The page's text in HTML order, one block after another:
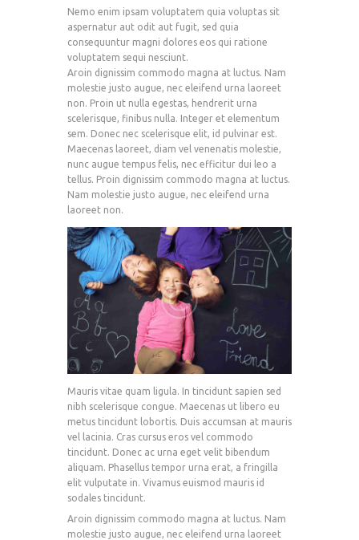
Nemo enim ipsam voluptatem quia voluptas sit
aspernatur aut odit aut fugit, sed quia
consequuntur magni dolores eos qui ratione
voluptatem sequi nesciunt.
Aroin dignissim commodo magna at luctus. Nam
molestie justo augue, nec eleifend urna laoreet
non. Proin ut nulla egestas, hendrerit urna
scelerisque, finibus nulla. Integer et elementum
sem. Donec nec scelerisque elit, id pulvinar est.
Maecenas laoreet, diam vel venenatis molestie,
nunc augue tempus felis, nec efficitur dui leo a
tellus. Proin dignissim commodo magna at luctus.
Nam molestie justo augue, nec eleifend urna
laoreet non.
Mauris vitae quam ligula. In tincidunt sapien sed
nibh scelerisque congue. Maecenas ut libero eu
metus tincidunt lobortis. Duis accumsan at mauris
vel lacinia. Cras cursus eros vel commodo
tincidunt. Donec ac urna eget velit bibendum
aliquam. Phasellus tempor urna erat, a fringilla
elit vulputate in. Vivamus euismod mauris id
sodales tincidunt.
Aroin dignissim commodo magna at luctus. Nam
molestie justo augue, nec eleifend urna laoreet